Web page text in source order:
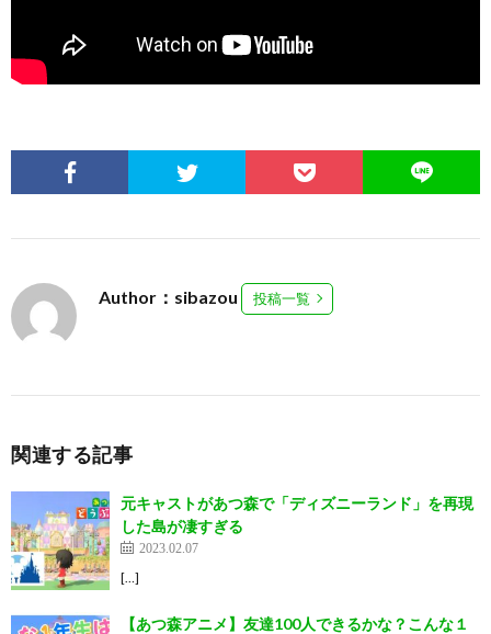
Author：sibazou 投稿一覧
関連する記事
元キャストがあつ森で「ディズニーランド」を再現
した島が凄すぎる
2023.02.07
[…]
【あつ森アニメ】友達100人できるかな？こんな１